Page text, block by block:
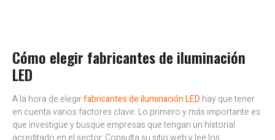
Cómo elegir fabricantes de iluminación
LED
A la hora de elegirfabricantes de iluminación LED hay que tener
en cuenta varios factores clave. Lo primero y más importante es
que investigue y busque empresas que tengan un historial